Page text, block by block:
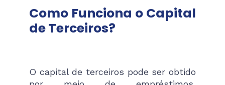
Como Funciona o Capital
de Terceiros?
O capital de terceiros pode ser obtido